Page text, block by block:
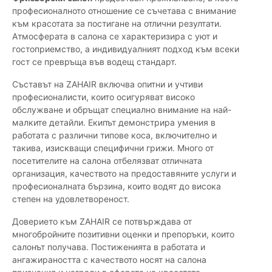
професионалното отношение се съчетава с внимание
към красотата за постигане на отлични резултати.
Атмосферата в салона се характеризира с уют и
гостоприемство, а индивидуалният подход към всеки
гост се превръща във водещ стандарт.
Съставът на ZAHAIR включва опитни и учтиви
професионалисти, които осигуряват високо
обслужване и обръщат специално внимание на най-
малките детайли. Екипът демонстрира умения в
работата с различни типове коса, включително и
такива, изискващи специфични грижи. Много от
посетителите на салона отбелязват отличната
организация, качеството на предоставяните услуги и
професионалната бързина, които водят до висока
степен на удовлетвореност.
Доверието към ZAHAIR се потвърждава от
многобройните позитивни оценки и препоръки, които
салонът получава. Постиженията в работата и
ангажираността с качеството носят на салона